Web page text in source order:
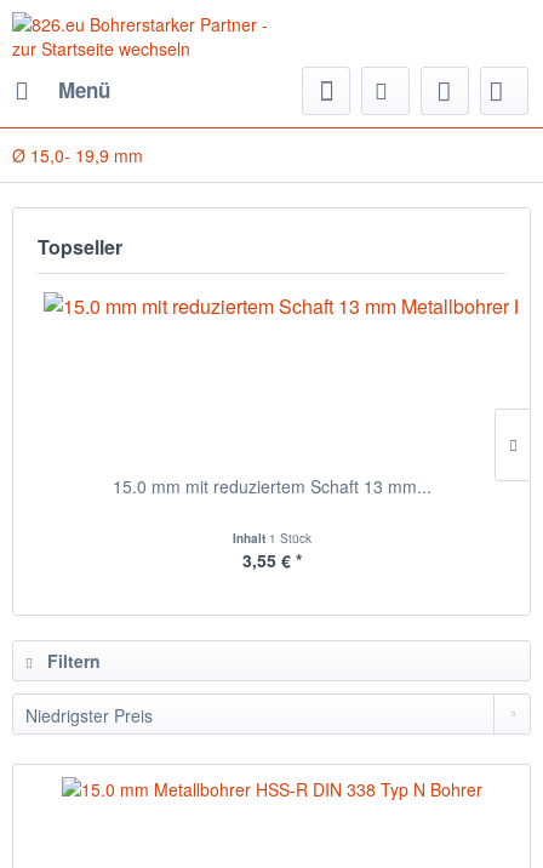
Menü
Ø 15,0- 19,9 mm
Topseller
15.0 mm mit reduziertem Schaft 13 mm...
Inhalt 1 Stück
3,55 € *
Filtern